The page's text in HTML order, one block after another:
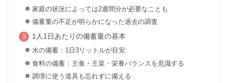
家庭の状況によっては2週間分が必要なことも
備蓄量の不足が明らかになった過去の調査
1人1日あたりの備蓄量の基本
水の備蓄：1日3リットルが目安
食料の備蓄：主食・主菜・栄養バランスを意識する
調理に使う道具も忘れずに備える